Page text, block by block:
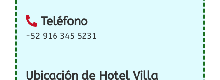
Teléfono
+52 916 345 5231
Ubicación de Hotel Villa